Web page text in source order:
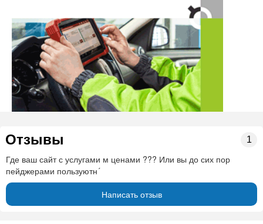
ряд принципов, которых придерживаемся в любых,
даже самых сложных ситуациях.
Надежность. Вы можете полностью положиться
на наше частное охранное предприятие, доверить
ему свою жизнь и жизни дорогих вам людей. Вы
можете быть уверены, что мы справимся со своей
задачей на сто процентов и никогда вас не
подведем.
конфиденциальность доверенных нам сведений.
принципов. Именно оперативное, мгновенное
реагирование на сообщения об угрозах помогает
нам устранять их в кратчайшие сроки и с
минимальным ущербом.
Отзывы 1
Где ваш сайт с услугами м ценами ??? Или вы до сих пор
пейджерами пользуютн´
Написать отзыв